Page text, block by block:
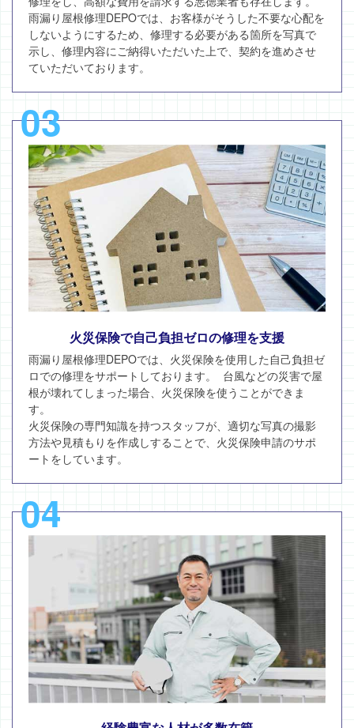
雨漏り屋根修理DEPOでは、お客様がそうした不要な心配を
しないようにするため、修理する必要がある箇所を写真で
示し、修理内容にご納得いただいた上で、契約を進めさせ
ていただいております。
03
火災保険で自己負担ゼロの修理を支援
雨漏り屋根修理DEPOでは、火災保険を使用した自己負担ゼ
ロでの修理をサポートしております。 台風などの災害で屋
根が壊れてしまった場合、火災保険を使うことができま
す。
火災保険の専門知識を持つスタッフが、適切な写真の撮影
方法や見積もりを作成しすることで、火災保険申請のサポ
ートをしています。
04